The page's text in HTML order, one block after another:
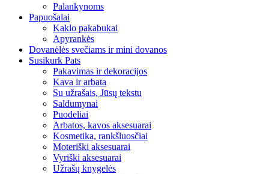
Palankynoms
Papuošalai
Kaklo pakabukai
Apyrankės
Dovanėlės svečiams ir mini dovanos
Susikurk Pats
Pakavimas ir dekoracijos
Kava ir arbata
Su užrašais, Jūsų tekstu
Saldumynai
Puodeliai
Arbatos, kavos aksesuarai
Kosmetika, rankšluosčiai
Moteriški aksesuarai
Vyriški aksesuarai
Užrašų knygelės